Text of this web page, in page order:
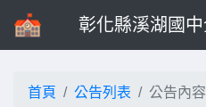
彰化縣溪湖國
首頁 公告列表 公告內容